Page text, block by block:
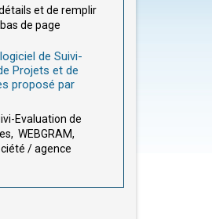
et de remplir
de page
de Suivi-
Projets et de
proposé par
Evaluation de
WEBGRAM,
/ agence